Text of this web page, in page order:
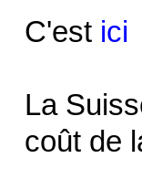
C'est ici
La
coût de